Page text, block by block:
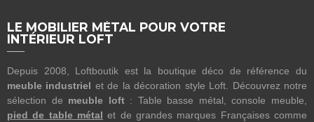
LE MOBILIER MÉTAL POUR VOTRE
INTÉRIEUR LOFT
Depuis 2008, Loftboutik est la boutique déco de référence du
meuble industriel et de la décoration style Loft. Découvrez notre
sélection de meuble loft: Table basse métal, console meuble,
pied de table métal et de grandes marques Françaises comme